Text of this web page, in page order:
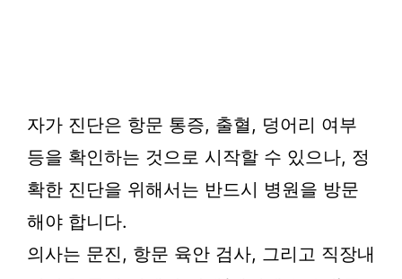
자가 진단은 항문 통증, 출혈, 덩어리 여부
등을 확인하는 것으로 시작할 수 있으나, 정
확한 진단을 위해서는 반드시 병원을 방문
해야 합니다.
의사는 문진, 항문 육안 검사, 그리고 직장내